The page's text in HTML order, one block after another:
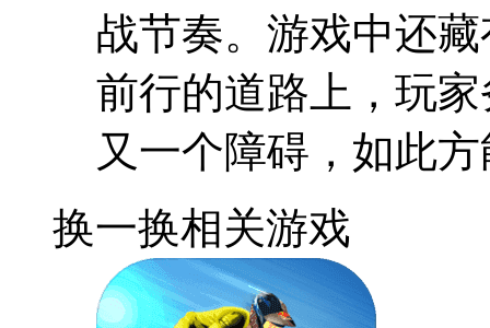
战节奏。游戏中还
前行的道路上，玩
又一个障碍，如此
换一换相关游戏